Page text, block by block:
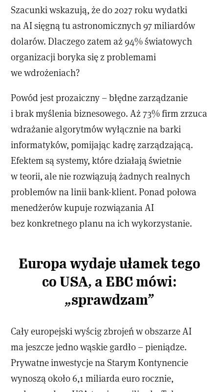
Szacunki wskazują, że do 2027 roku wydatki
na AI sięgną tu astronomicznych 97 miliardów
dolarów. Dlaczego zatem aż 94% światowych
organizacji boryka się z problemami
we wdrożeniach?
Powód jest prozaiczny – błędne zarządzanie
i brak myślenia biznesowego. Aż 73% firm zrzuca
wdrażanie algorytmów wyłącznie na barki
informatyków, pomijając kadrę zarządzającą.
Efektem są systemy, które działają świetnie
w teorii, ale nie rozwiązują żadnych realnych
problemów na linii bank-klient. Ponad połowa
menedżerów kupuje rozwiązania AI
bez konkretnego planu na ich wykorzystanie.
Europa wydaje ułamek tego
co USA, a EBC mówi:
„sprawdzam”
Cały europejski wyścig zbrojeń w obszarze AI
ma jeszcze jedno wąskie gardło – pieniądze.
Prywatne inwestycje na Starym Kontynencie
wynoszą około 6,1 miliarda euro rocznie,